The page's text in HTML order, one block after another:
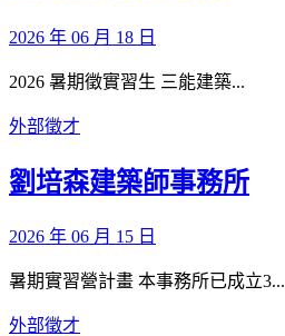
2026 年 06 月 18 日
2026 暑期徵實習生 三能建築...
外部徵才
劉培森建築師事務所
2026 年 06 月 15 日
暑期實習營計畫 本事務所已成立3...
外部徵才